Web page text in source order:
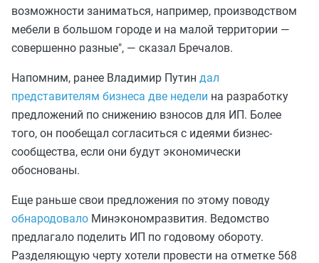
возможности заниматься, например, производством
мебели в большом городе и на малой территории —
совершенно разные", — сказал Бречалов.
Напомним, ранее Владимир Путин дал
представителям бизнеса две недели на разработку
предложений по снижению взносов для ИП. Более
того, он пообещал согласиться с идеями бизнес-
сообщества, если они будут экономически
обоснованы.
Еще раньше свои предложения по этому поводу
обнародовало Минэкономразвития. Ведомство
предлагало поделить ИП по годовому обороту.
Разделяющую черту хотели провести на отметке 568